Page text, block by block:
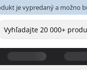
je vypredaný a možno